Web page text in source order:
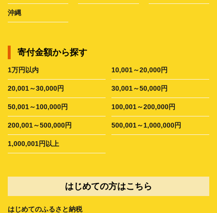
沖縄
寄付金額から探す
1万円以内 10,001～20,000円
20,001～30,000円 30,001～50,000円
50,001～100,000円 100,001～200,000円
200,001～500,000円 500,001～1,000,000円
1,000,001円以上
はじめての方はこちら
はじめてのふるさと納税